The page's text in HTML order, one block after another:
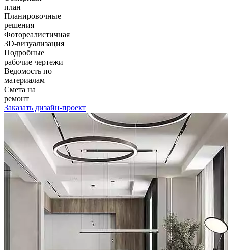
план
Планировочные
решения
Фотореалистичная
3D-визуализация
Подробные
рабочие чертежи
Ведомость по
материалам
Смета на
ремонт
Заказать дизайн-проект